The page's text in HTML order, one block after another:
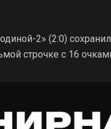
2» (2:0)
строчке с 16